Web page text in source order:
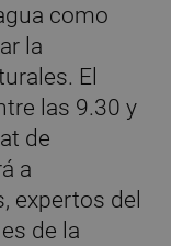
como
la
El
las 9.30 y
de
a
expertos del
de la